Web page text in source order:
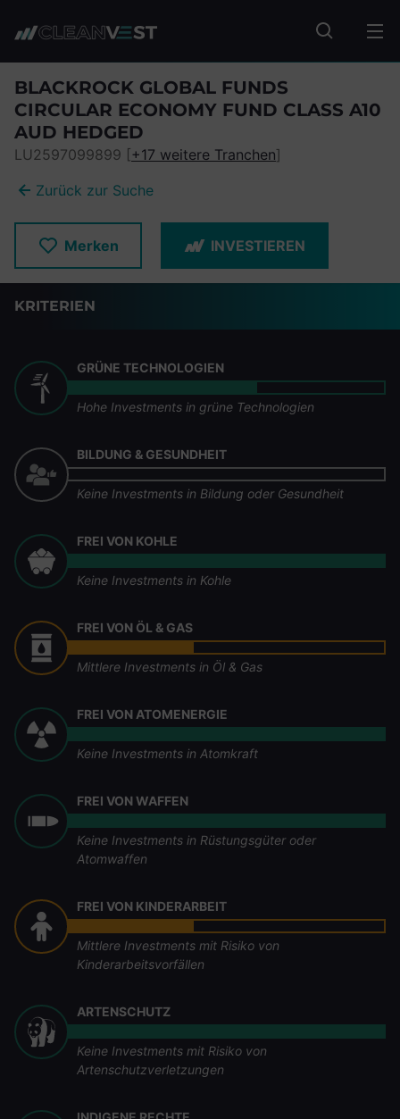
Fonds
BLACKROCK GLOBAL FUNDS
CIRCULAR ECONOMY FUND CLASS A10
AUD HEDGED
LU2597099899 [+17 weitere Tranchen]
Zurück zur Suche
Merken INVESTIEREN
KRITERIEN
GRÜNE TECHNOLOGIEN
Hohe Investments in grüne Technologien
BILDUNG & GESUNDHEIT
Keine Investments in Bildung oder Gesundheit
FREI VON KOHLE
Keine Investments in Kohle
FREI VON ÖL & GAS
Mittlere Investments in Öl & Gas
FREI VON ATOMENERGIE
Keine Investments in Atomkraft
FREI VON WAFFEN
Keine Investments in Rüstungsgüter oder
Atomwaffen
FREI VON KINDERARBEIT
Mittlere Investments mit Risiko von
Kinderarbeitsvorfällen
ARTENSCHUTZ
Keine Investments mit Risiko von
Artenschutzverletzungen